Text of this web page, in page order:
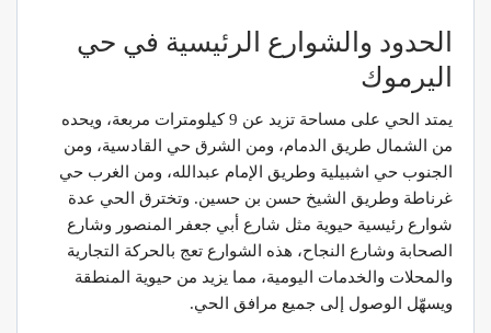
الحدود والشوارع الرئيسية في حي
اليرموك
يمتد الحي على مساحة تزيد عن 9 كيلومترات مربعة، ويحده
من الشمال طريق الدمام، ومن الشرق حي القادسية، ومن
الجنوب حي اشبيلية وطريق الإمام عبدالله، ومن الغرب حي
غرناطة وطريق الشيخ حسن بن حسين. وتخترق الحي عدة
شوارع رئيسية حيوية مثل شارع أبي جعفر المنصور وشارع
الصحابة وشارع النجاح، هذه الشوارع تعج بالحركة التجارية
والمحلات والخدمات اليومية، مما يزيد من حيوية المنطقة
ويسهّل الوصول إلى جميع مرافق الحي.